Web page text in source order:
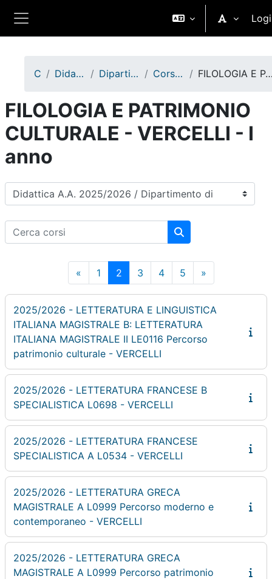
Pannello laterale
Corsi Didattica A.A. 2025/2026 Dipartimento di Studi Umanistici Corsi di Laurea Magistrale FILOLOGIA E PATRIMONIO
FILOLOGIA E PATRIMONIO
CULTURALE - VERCELLI - I
anno
Categorie di corso
Cerca corsi
Cerca corsi
« Pagina precedente
1Pagina 1
2Pagina 2
3Pagina 3
4Pagina 4
5Pagina 5
»Pagina
2025/2026 - LETTERATURA E LINGUISTICA
ITALIANA MAGISTRALE B: LETTERATURA
ITALIANA MAGISTRALE II LE0116 Percorso
patrimonio culturale - VERCELLI
2025/2026 - LETTERATURA FRANCESE B
SPECIALISTICA L0698 - VERCELLI
2025/2026 - LETTERATURA FRANCESE
SPECIALISTICA A L0534 - VERCELLI
2025/2026 - LETTERATURA GRECA
MAGISTRALE A L0999 Percorso moderno e
contemporaneo - VERCELLI
2025/2026 - LETTERATURA GRECA
MAGISTRALE A L0999 Percorso patrimonio